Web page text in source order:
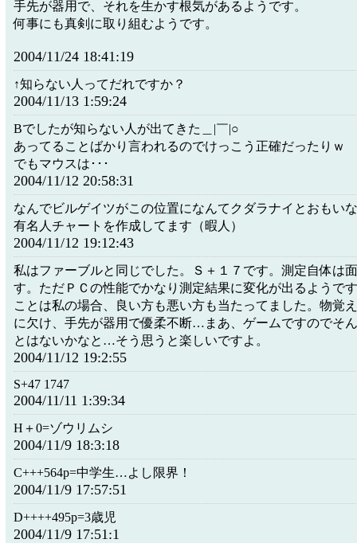
手先が器用で、それを生かす根気があるようです。
何事にも真剣に取り組むようです。
2004/11/24 18:41:19
↑知らない人ってだれですか？
2004/11/13 1:59:24
Bでしたが知らない人が出てきた＿|￣|○
あってることばかり言われるのでけっこう正確だったりｗ
でもマウスは･･･
2004/11/12 20:58:31
なんでビルゲイツがこの位置になんてクダラナイとおもい
有名人チャートを作成してます（暇人）
2004/11/12 19:12:43
私はファーブルと同じでした。Ｓ＋１７です。測定自体は
す。ただＰＣの性能でかなり測定結果に変化が出るようで
ことは私の場合、良い方も悪い方も当たってました。物覚
に欠け、手先が器用で優柔不断…まあ、ゲームですのでそ
とはないかなと…そう思うと楽しいですよ。
2004/11/12 19:2:55
S+47 1747
2004/11/11 1:39:34
H＋0=ゾウリムシ
2004/11/9 18:3:18
C+++564p=中学生…よし限界！
2004/11/9 17:57:51
D++++495p=3歳児
2004/11/9 17:51:1